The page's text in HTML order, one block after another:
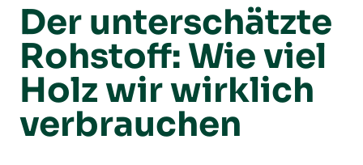
Der unterschätzte
Rohstoff: Wie viel
Holz wir wirklich
verbrauchen